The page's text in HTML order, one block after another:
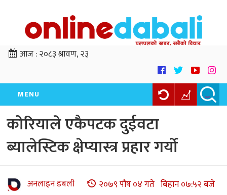
आज :२०८३ श्रावण, २३
MENU
कोरियाले एकैपटक दुईवटा
ब्यालेस्टिक क्षेप्यास्त्र प्रहार गर्यो
अनलाइन डबली २०७९ पौष ०४ गते बिहान ०७:५२ बजे